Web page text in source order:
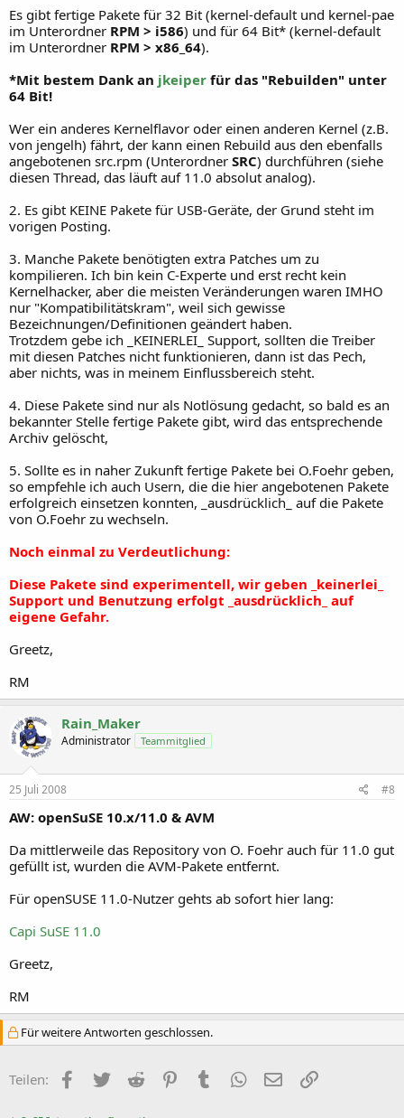
Es gibt fertige Pakete für 32 Bit (kernel-default und kernel-pae
im Unterordner RPM > i586) und für 64 Bit* (kernel-default
im Unterordner RPM > x86_64).
*Mit bestem Dank an jkeiper für das "Rebuilden" unter
64 Bit!
Wer ein anderes Kernelflavor oder einen anderen Kernel (z.B.
von jengelh) fährt, der kann einen Rebuild aus den ebenfalls
angebotenen src.rpm (Unterordner SRC) durchführen (siehe
diesen Thread, das läuft auf 11.0 absolut analog).
2. Es gibt KEINE Pakete für USB-Geräte, der Grund steht im
vorigen Posting.
3. Manche Pakete benötigten extra Patches um zu
kompilieren. Ich bin kein C-Experte und erst recht kein
Kernelhacker, aber die meisten Veränderungen waren IMHO
nur "Kompatibilitätskram", weil sich gewisse
Bezeichnungen/Definitionen geändert haben.
Trotzdem gebe ich _KEINERLEI_ Support, sollten die Treiber
mit diesen Patches nicht funktionieren, dann ist das Pech,
aber nichts, was in meinem Einflussbereich steht.
4. Diese Pakete sind nur als Notlösung gedacht, so bald es an
bekannter Stelle fertige Pakete gibt, wird das entsprechende
Archiv gelöscht,
5. Sollte es in naher Zukunft fertige Pakete bei O.Foehr geben,
so empfehle ich auch Usern, die die hier angebotenen Pakete
erfolgreich einsetzen konnten, _ausdrücklich_ auf die Pakete
von O.Foehr zu wechseln.
Noch einmal zu Verdeutlichung:
Diese Pakete sind experimentell, wir geben _keinerlei_
Support und Benutzung erfolgt _ausdrücklich_ auf
eigene Gefahr.
Greetz,
RM
Rain_Maker
Administrator Teammitglied
25 Juli 2008 #8
AW: openSuSE 10.x/11.0 & AVM
Da mittlerweile das Repository von O. Foehr auch für 11.0 gut
gefüllt ist, wurden die AVM-Pakete entfernt.
Für openSUSE 11.0-Nutzer gehts ab sofort hier lang:
Capi SuSE 11.0
Greetz,
RM
Für weitere Antworten geschlossen.
Teilen: Facebook
TwitterReddit PinterestTumblr WhatsApp
E-MailLink